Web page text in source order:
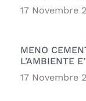
17 Novembre
MENO
L’AMBIENTE
17 Novembre